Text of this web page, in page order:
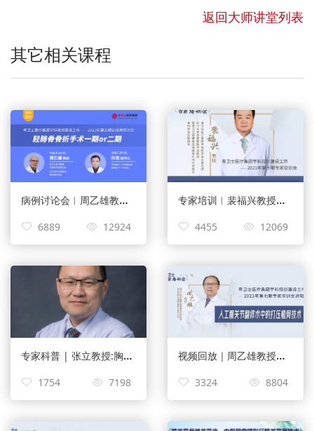
返回大师讲堂列表
其它相关课程
病例讨论会︱周乙雄教授、陈强副院长：胫腓骨骨折手术一期or二期
6889 12924
专家培训︱裴福兴教授：TKA手术技术对关节活动度的影响及解决策略
4455 12069
专家科普 | 张立教授:胸椎后凸畸形诊断方法
1754 7198
视频回放｜周乙雄教授：人工髋关节翻修术中的打压植骨技术【2021年第七期】
3324 8804